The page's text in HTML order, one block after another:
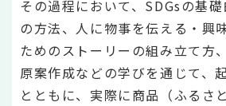
その過程において、SDGsの基
の方法、人に物事を伝える・興
ためのストーリーの組み立て方
原案作成などの学びを通じて、
とともに、実際に商品（ふるさ